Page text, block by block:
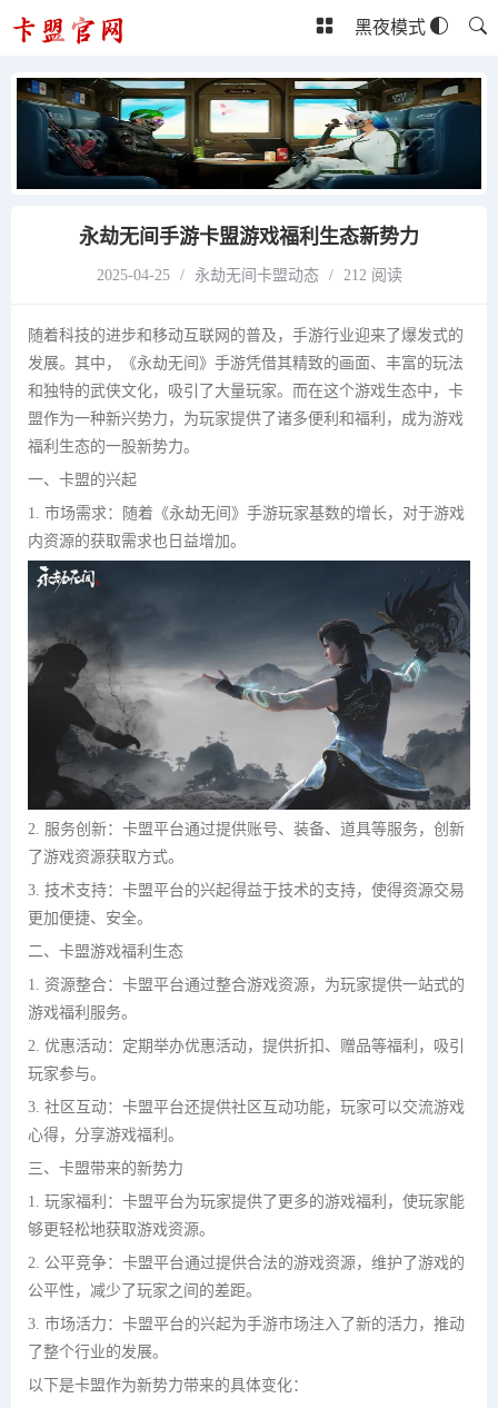
黑夜模式
永劫无间手游卡盟游戏福利生态新势力
2025-04-25 / 永劫无间卡盟动态 / 212 阅读
随着科技的进步和移动互联网的普及，手游行业迎来了爆发式的
发展。其中，《永劫无间》手游凭借其精致的画面、丰富的玩法
和独特的武侠文化，吸引了大量玩家。而在这个游戏生态中，卡
盟作为一种新兴势力，为玩家提供了诸多便利和福利，成为游戏
福利生态的一股新势力。
一、卡盟的兴起
1. 市场需求：随着《永劫无间》手游玩家基数的增长，对于游戏
内资源的获取需求也日益增加。
2. 服务创新：卡盟平台通过提供账号、装备、道具等服务，创新
了游戏资源获取方式。
3. 技术支持：卡盟平台的兴起得益于技术的支持，使得资源交易
更加便捷、安全。
二、卡盟游戏福利生态
1. 资源整合：卡盟平台通过整合游戏资源，为玩家提供一站式的
游戏福利服务。
2. 优惠活动：定期举办优惠活动，提供折扣、赠品等福利，吸引
玩家参与。
3. 社区互动：卡盟平台还提供社区互动功能，玩家可以交流游戏
心得，分享游戏福利。
三、卡盟带来的新势力
1. 玩家福利：卡盟平台为玩家提供了更多的游戏福利，使玩家能
够更轻松地获取游戏资源。
2. 公平竞争：卡盟平台通过提供合法的游戏资源，维护了游戏的
公平性，减少了玩家之间的差距。
3. 市场活力：卡盟平台的兴起为手游市场注入了新的活力，推动
了整个行业的发展。
以下是卡盟作为新势力带来的具体变化：